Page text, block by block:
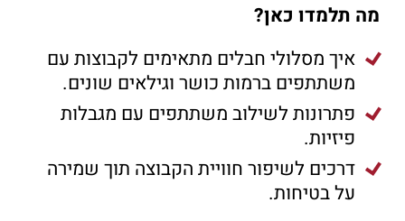
מה תלמדו כאן?
איך מסלולי חבלים מתאימים לקבוצות עם
משתתפים ברמות כושר וגילאים שונים.
פתרונות לשילוב משתתפים עם מגבלות
פיזיות.
דרכים לשיפור חוויית הקבוצה תוך שמירה
על בטיחות.